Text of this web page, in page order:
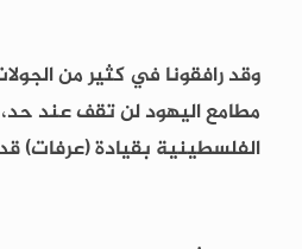
وقد رافقونا في كثير من
مطامع اليهود لن تقف عند حد،
الفلسطينية بقيادة (عرفات)